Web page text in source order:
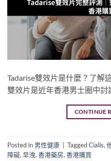
Tadarise雙效片是什麼？了解
雙效片是近年香港男士圈中
CONTINUE
Posted in 男性健康 TaggedCialis,
障礙, 早洩, 香港藥房, 香港購買